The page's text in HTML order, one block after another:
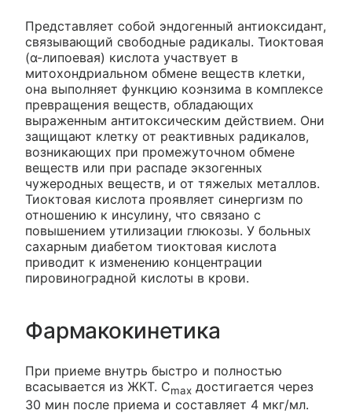
Представляет собой эндогенный антиоксидант,
связывающий свободные радикалы. Тиоктовая
(α-липоевая) кислота участвует в
митохондриальном обмене веществ клетки,
она выполняет функцию коэнзима в комплексе
превращения веществ, обладающих
выраженным антитоксическим действием. Они
защищают клетку от реактивных радикалов,
возникающих при промежуточном обмене
веществ или при распаде экзогенных
чужеродных веществ, и от тяжелых металлов.
Тиоктовая кислота проявляет синергизм по
отношению к инсулину, что связано с
повышением утилизации глюкозы. У больных
сахарным диабетом тиоктовая кислота
приводит к изменению концентрации
пировиноградной кислоты в крови.
Фармакокинетика
При приеме внутрь быстро и полностью
всасывается из ЖКТ. Cmax достигается через
30 мин после приема и составляет 4 мкг/мл.